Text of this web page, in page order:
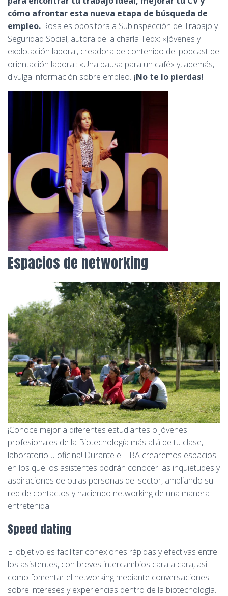
cómo afrontar esta nueva etapa de búsqueda de
empleo. Rosa es opositora a Subinspección de Trabajo y
Seguridad Social, autora de la charla Tedx: «Jóvenes y
explotación laboral, creadora de contenido del podcast de
orientación laboral: «Una pausa para un café» y, además,
divulga información sobre empleo. ¡No te lo pierdas!
Espacios de networking
¡Conoce mejor a diferentes estudiantes o jóvenes
profesionales de la Biotecnología más allá de tu clase,
laboratorio u oficina! Durante el EBA crearemos espacios
en los que los asistentes podrán conocer las inquietudes y
aspiraciones de otras personas del sector, ampliando su
red de contactos y haciendo networking de una manera
entretenida.
Speed dating
El objetivo es facilitar conexiones rápidas y efectivas entre
los asistentes, con breves intercambios cara a cara, asi
como fomentar el networking mediante conversaciones
sobre intereses y experiencias dentro de la biotecnología.